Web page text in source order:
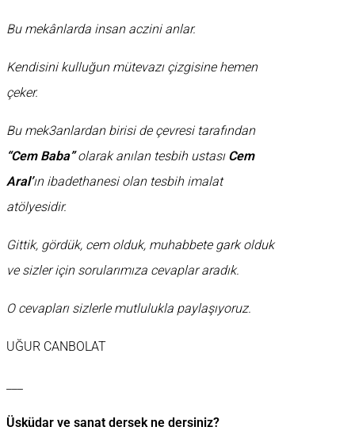
Bu mekânlarda insan aczini anlar.
Kendisini kulluğun mütevazı çizgisine hemen
çeker.
Bu mek3anlardan birisi de çevresi tarafından
“Cem Baba”olarak anılan tesbih ustası Cem
Aral’ın ibadethanesi olan tesbih imalat
atölyesidir.
Gittik, gördük, cem olduk, muhabbete gark olduk
ve sizler için sorularımıza cevaplar aradık.
O cevapları sizlerle mutlulukla paylaşıyoruz.
UĞUR CANBOLAT
Üsküdar ve sanat dersek ne dersiniz?